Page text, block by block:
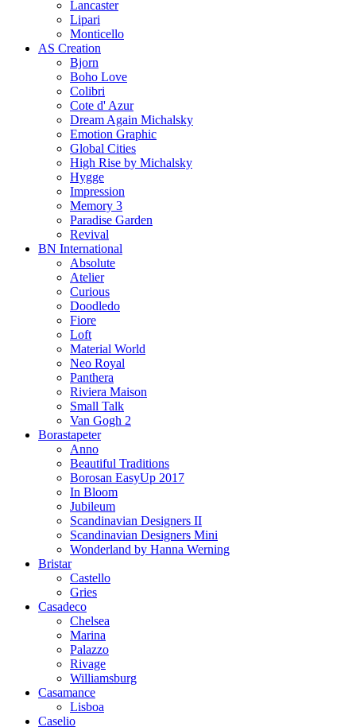
Lancaster
Lipari
Monticello
AS Creation
Bjorn
Boho Love
Colibri
Cote d' Azur
Dream Again Michalsky
Emotion Graphic
Global Cities
High Rise by Michalsky
Hygge
Impression
Memory 3
Paradise Garden
Revival
BN International
Absolute
Atelier
Curious
Doodledo
Fiore
Loft
Material World
Neo Royal
Panthera
Riviera Maison
Small Talk
Van Gogh 2
Borastapeter
Anno
Beautiful Traditions
Borosan EasyUp 2017
In Bloom
Jubileum
Scandinavian Designers II
Scandinavian Designers Mini
Wonderland by Hanna Werning
Bristar
Castello
Gries
Casadeco
Chelsea
Marina
Palazzo
Rivage
Williamsburg
Casamance
Lisboa
Caselio